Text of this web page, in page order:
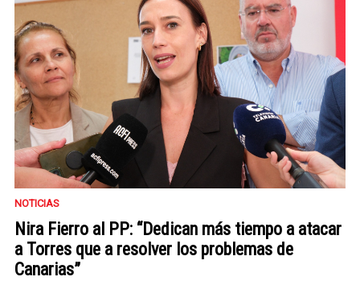
NOTICIAS
Nira Fierro al PP: “Dedican más tiempo a atacar
a Torres que a resolver los problemas de
Canarias”